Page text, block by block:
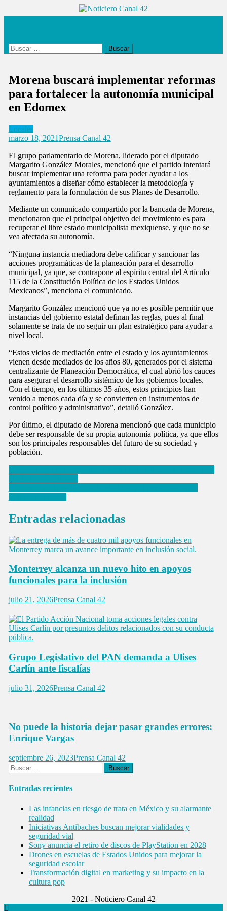
al
Buscar:
Morena buscará implementar reformas
para fortalecer la autonomía municipal
en Edomex
Locales
marzo 18, 2021Prensa Canal 42
El grupo parlamentario de Morena, liderado por el diputado
Margarito González Morales, mencionó que el partido intentará
buscar implementar una reforma para poder ayudar a los
ayuntamientos a diseñar cómo establecer la metodología y
reglamento para la formulación de sus Planes de Desarrollo.
Mediante un comunicado compartido por la bancada de Morena,
mencionaron que el principal objetivo del movimiento es para
recuperar el libre estado municipalista mexiquense, y que no se
vea afectada su autonomía.
“Ninguna instancia mediadora debe calificar y sancionar las
acciones programáticas de la planeación para el desarrollo
municipal, ya que, se contrapone al espíritu central del Artículo
115 de la Constitución Política de los Estados Unidos
Mexicanos”, menciona el comunicado.
Margarito González mencionó que ya no es posible permitir que
instancias del gobierno estatal definan las reglas, pues al final
solamente se trata de no seguir un plan estratégico para ayudar a
nivel local.
“Estos vicios de mediación entre el estado y los ayuntamientos
vienen desde mediados de los años 80, generados por el sistema
centralizante de Planeación Democrática, el cual abrió los cauces
para asegurar el desarrollo sistémico de los gobiernos locales.
Con el tiempo, en los últimos 35 años, estos principios han
venido a menos cada día y se convierten en instrumentos de
control político y administrativo”, detalló González.
Por último, el diputado de Morena mencionó que cada municipio
debe ser responsable de su propia autonomía política, ya que ellos
son los principales responsables del futuro de su sociedad y
población.
Navegación
de
entradas
Entradas relacionadas
Monterrey alcanza un nuevo hito en apoyos
funcionales para la inclusión
julio 21, 2026Prensa Canal 42
Grupo Legislativo del PAN demanda a Ulises
Carlín ante fiscalías
julio 31, 2026Prensa Canal 42
No puede la historia dejar pasar grandes errores:
Enrique Vargas
septiembre 26, 2023Prensa Canal 42
Buscar:
Entradas recientes
Las infancias en riesgo de trata en México y su alarmante
realidad
Iniciativas Antibaches buscan mejorar vialidades y
seguridad vial
Sony anuncia el retiro de discos de PlayStation en 2028
Drones en escuelas de Estados Unidos para mejorar la
seguridad escolar
Transformación digital en marketing y su impacto en la
cultura pop
2021 - Noticiero Canal 42